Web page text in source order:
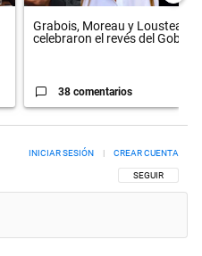
Grabois, Moreau y Lousteau
celebraron el revés del Gobi...
38 comentarios
SIGA ESTA
SEGUIR
INICIAR SESIÓN CREAR CUENTA